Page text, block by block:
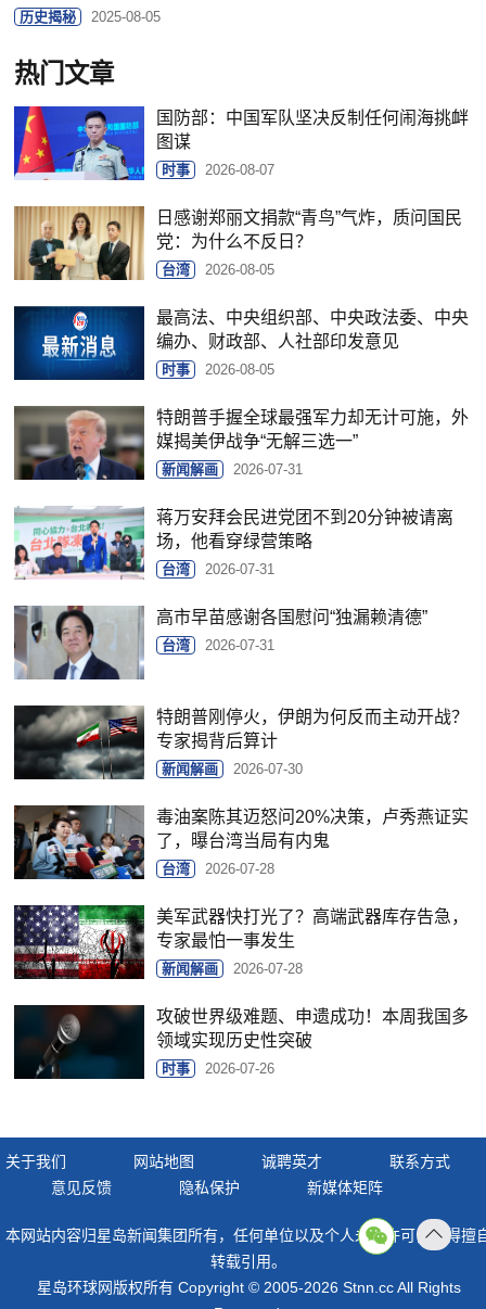
历史揭秘 2025-08-05
热门文章
国防部：中国军队坚决反制任何闹海挑衅
图谋
时事 2026-08-07
日感谢郑丽文捐款“青鸟”气炸，质问国民
党：为什么不反日？
台湾 2026-08-05
最高法、中央组织部、中央政法委、中央
编办、财政部、人社部印发意见
时事 2026-08-05
特朗普手握全球最强军力却无计可施，外
媒揭美伊战争“无解三选一”
新闻解画 2026-07-31
蒋万安拜会民进党团不到20分钟被请离
场，他看穿绿营策略
台湾 2026-07-31
高市早苗感谢各国慰问“独漏赖清德”
台湾 2026-07-31
特朗普刚停火，伊朗为何反而主动开战？
专家揭背后算计
新闻解画 2026-07-30
毒油案陈其迈怒问20%决策，卢秀燕证实
了，曝台湾当局有内鬼
台湾 2026-07-28
美军武器快打光了？高端武器库存告急，
专家最怕一事发生
新闻解画 2026-07-28
攻破世界级难题、申遗成功！本周我国多
领域实现历史性突破
时事 2026-07-26
关于我们 网站地图 诚聘英才
联系方式
意见反馈
隐私保护 新媒体矩阵
本网站内容归星岛新闻集团所有，任何单位以及个人未经许可，不得擅
转载引用。
星岛环球网版权所有 Copyright © 2005-2026 Stnn.cc All Rights
顶部